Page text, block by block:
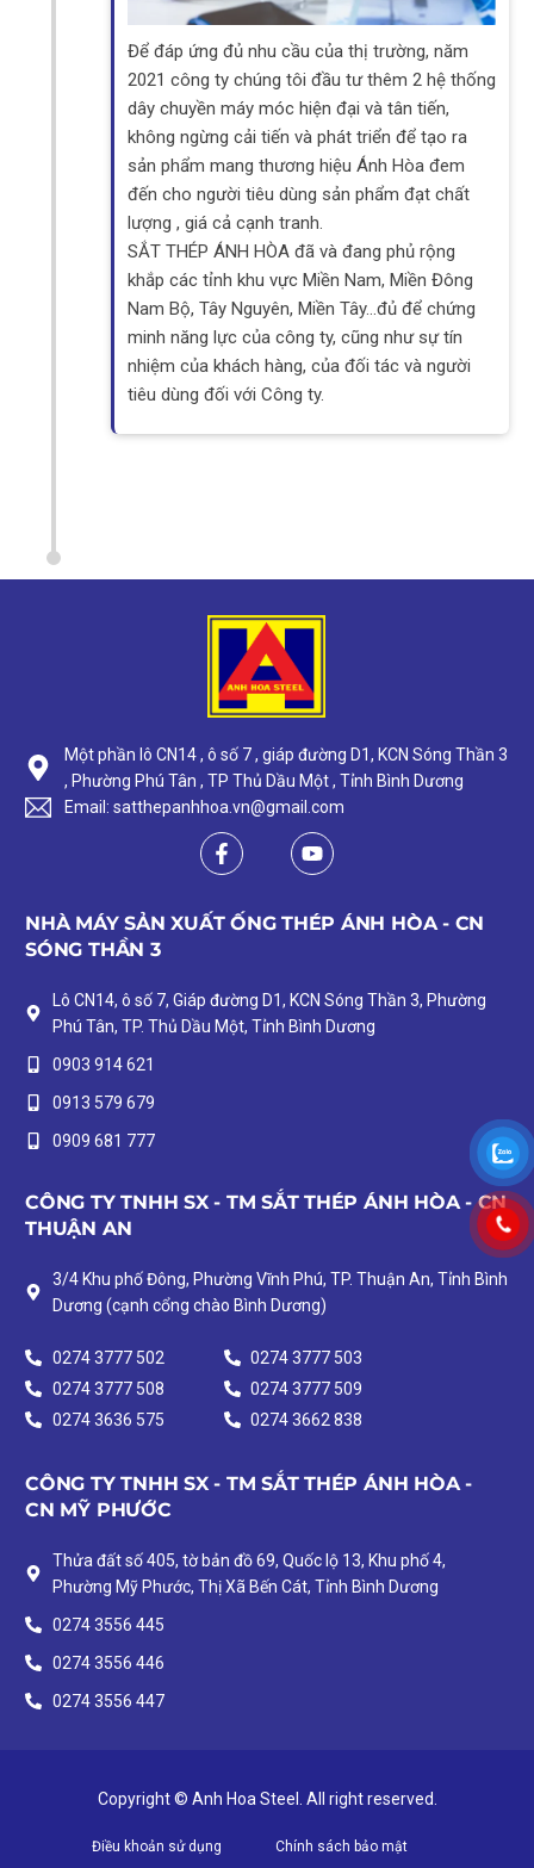
Để đáp ứng đủ nhu cầu của thị trường, năm
2021 công ty chúng tôi đầu tư thêm 2 hệ thống
dây chuyền máy móc hiện đại và tân tiến,
không ngừng cải tiến và phát triển để tạo ra
sản phẩm mang thương hiệu Ánh Hòa đem
đến cho người tiêu dùng sản phẩm đạt chất
lượng , giá cả cạnh tranh.
SẮT THÉP ÁNH HÒA đã và đang phủ rộng
khắp các tỉnh khu vực Miền Nam, Miền Đông
Nam Bộ, Tây Nguyên, Miền Tây…đủ để chứng
minh năng lực của công ty, cũng như sự tín
nhiệm của khách hàng, của đối tác và người
tiêu dùng đối với Công ty.
Một phần lô CN14 , ô số 7 , giáp đường D1, KCN Sóng Thần 3
, Phường Phú Tân , TP Thủ Dầu Một , Tỉnh Bình Dương
Email: satthepanhhoa.vn@gmail.com
NHÀ MÁY SẢN XUẤT ỐNG THÉP ÁNH HÒA - CN
SÓNG THẦN 3
Lô CN14, ô số 7, Giáp đường D1, KCN Sóng Thần 3, Phường
Phú Tân, TP. Thủ Dầu Một, Tỉnh Bình Dương
0903 914 621
0913 579 679
0909 681 777
CÔNG TY TNHH SX - TM SẮT THÉP ÁNH HÒA - CN
THUẬN AN
3/4 Khu phố Đông, Phường Vĩnh Phú, TP. Thuận An, Tỉnh Bình
Dương (cạnh cổng chào Bình Dương)
0274 3777 502
0274 3777 503
0274 3777 508
0274 3777 509
0274 3636 575
0274 3662 838
CÔNG TY TNHH SX - TM SẮT THÉP ÁNH HÒA -
CN MỸ PHƯỚC
Thửa đất số 405, tờ bản đồ 69, Quốc lộ 13, Khu phố 4,
Phường Mỹ Phước, Thị Xã Bến Cát, Tỉnh Bình Dương
0274 3556 445
0274 3556 446
0274 3556 447
Copyright © Anh Hoa Steel. All right reserved.
Điều khoản sử dụng Chính sách bảo mật